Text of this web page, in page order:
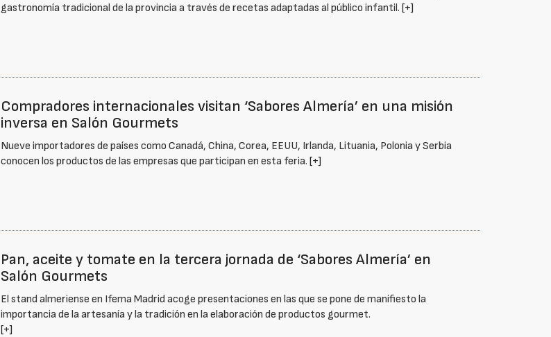
gastronomía tradicional de la provincia a través de recetas adaptadas al público infantil.[+]
Compradores internacionales visitan ‘Sabores Almería’ en una misión
inversa en Salón Gourmets
Nueve importadores de países como Canadá, China, Corea, EEUU, Irlanda, Lituania, Polonia y Serbia
conocen los productos de las empresas que participan en esta feria.[+]
Pan, aceite y tomate en la tercera jornada de ‘Sabores Almería’ en
Salón Gourmets
El stand almeriense en Ifema Madrid acoge presentaciones en las que se pone de manifiesto la
importancia de la artesanía y la tradición en la elaboración de productos gourmet.
[+]